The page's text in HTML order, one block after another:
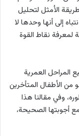
الأمثل لتحليل
إلى أنها وحدها لا
نقاط القوة
المراحل العمرية
الأطفال المتأخرين
وفي مقالنا هذا
أجوبتها الصحيحة،